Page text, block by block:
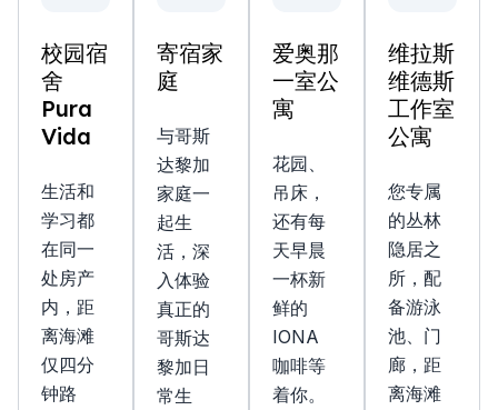
校园宿
舍
Pura
Vida
生活和
学习都
在同一
处房产
内，距
离海滩
仅四分
钟路
寄宿家
庭
与哥斯
达黎加
家庭一
起生
活，深
入体验
真正的
哥斯达
黎加日
常生
爱奥那
一室公
寓
花园、
吊床，
还有每
天早晨
一杯新
鲜的
IONA
咖啡等
着你。
维拉斯
维德斯
工作室
公寓
您专属
的丛林
隐居之
所，配
备游泳
池、门
廊，距
离海滩